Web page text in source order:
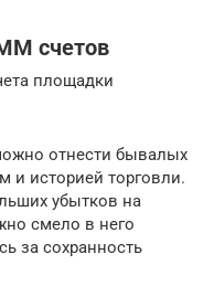
счетов
площадки
отнести бывалых
историей торговли.
убытков на
смело в него
за сохранность